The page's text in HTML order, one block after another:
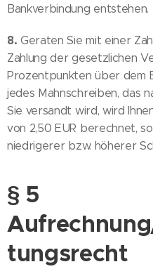
Bankverbindung entstehen.
8. Geraten Sie mit einer
Zahlung der gesetzlichen
Prozentpunkten über dem
jedes Mahnschreiben, das
Sie versandt wird, wird
von 2,50 EUR berechnet,
niedrigerer bzw. höherer
§ 5
tungsrecht